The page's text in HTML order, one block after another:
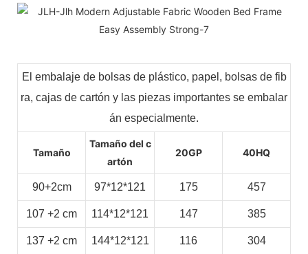
El embalaje de bolsas de plástico, papel, bolsas de fib
ra, cajas de cartón y las piezas importantes se embalar
án especialmente.
Tamaño
Tamaño del c
artón
20GP 40HQ
90+2cm 97*12*121 175 457
107 +2 cm 114*12*121 147 385
137 +2 cm 144*12*121 116 304